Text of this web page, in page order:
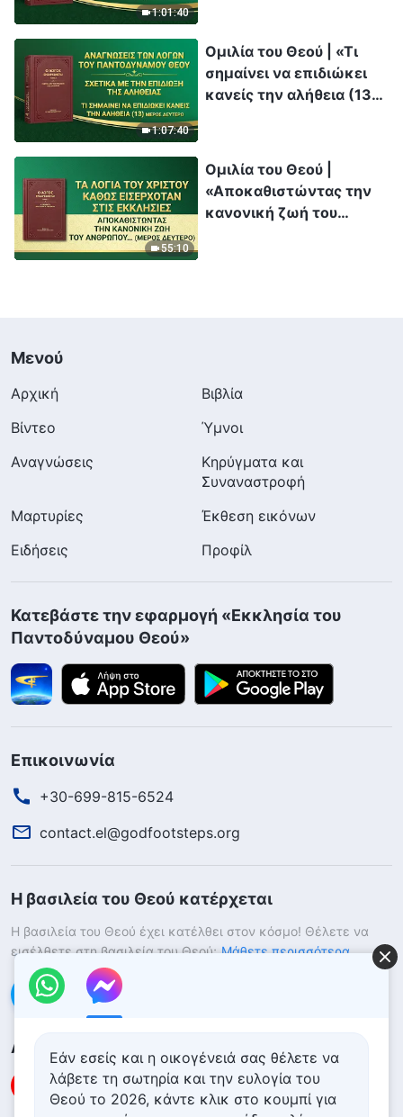
1:01:40
1:07:40
Ομιλία του Θεού | «Τι
σημαίνει να επιδιώκει
κανείς την αλήθεια (13)»
55:10
Ομιλία του Θεού |
«Αποκαθιστώντας την
κανονική ζωή του
Μενού
Αρχική
Βιβλία
Βίντεο
Ύμνοι
Αναγνώσεις
Κηρύγματα και
Συναναστροφή
Μαρτυρίες
Έκθεση εικόνων
Ειδήσεις
Προφίλ
Κατεβάστε την εφαρμογή «Εκκλησία του
Παντοδύναμου Θεού»
Επικοινωνία
+30-699-815-6524
contact.el@godfootsteps.org
Η βασιλεία του Θεού κατέρχεται
Η βασιλεία του Θεού έχει κατέλθει στον κόσμο! Θέλετε να
εισέλθετε στη βασιλεία του Θεού; Μάθετε περισσότερα
Επικοινωνήστε μαζί μας μέσω Messenger
Ακολουθήστε μας
Εάν εσείς και η οικογένειά σας θέλετε να
λάβετε τη σωτηρία και την ευλογία του
Θεού το 2026, κάντε κλικ στο κουμπί για